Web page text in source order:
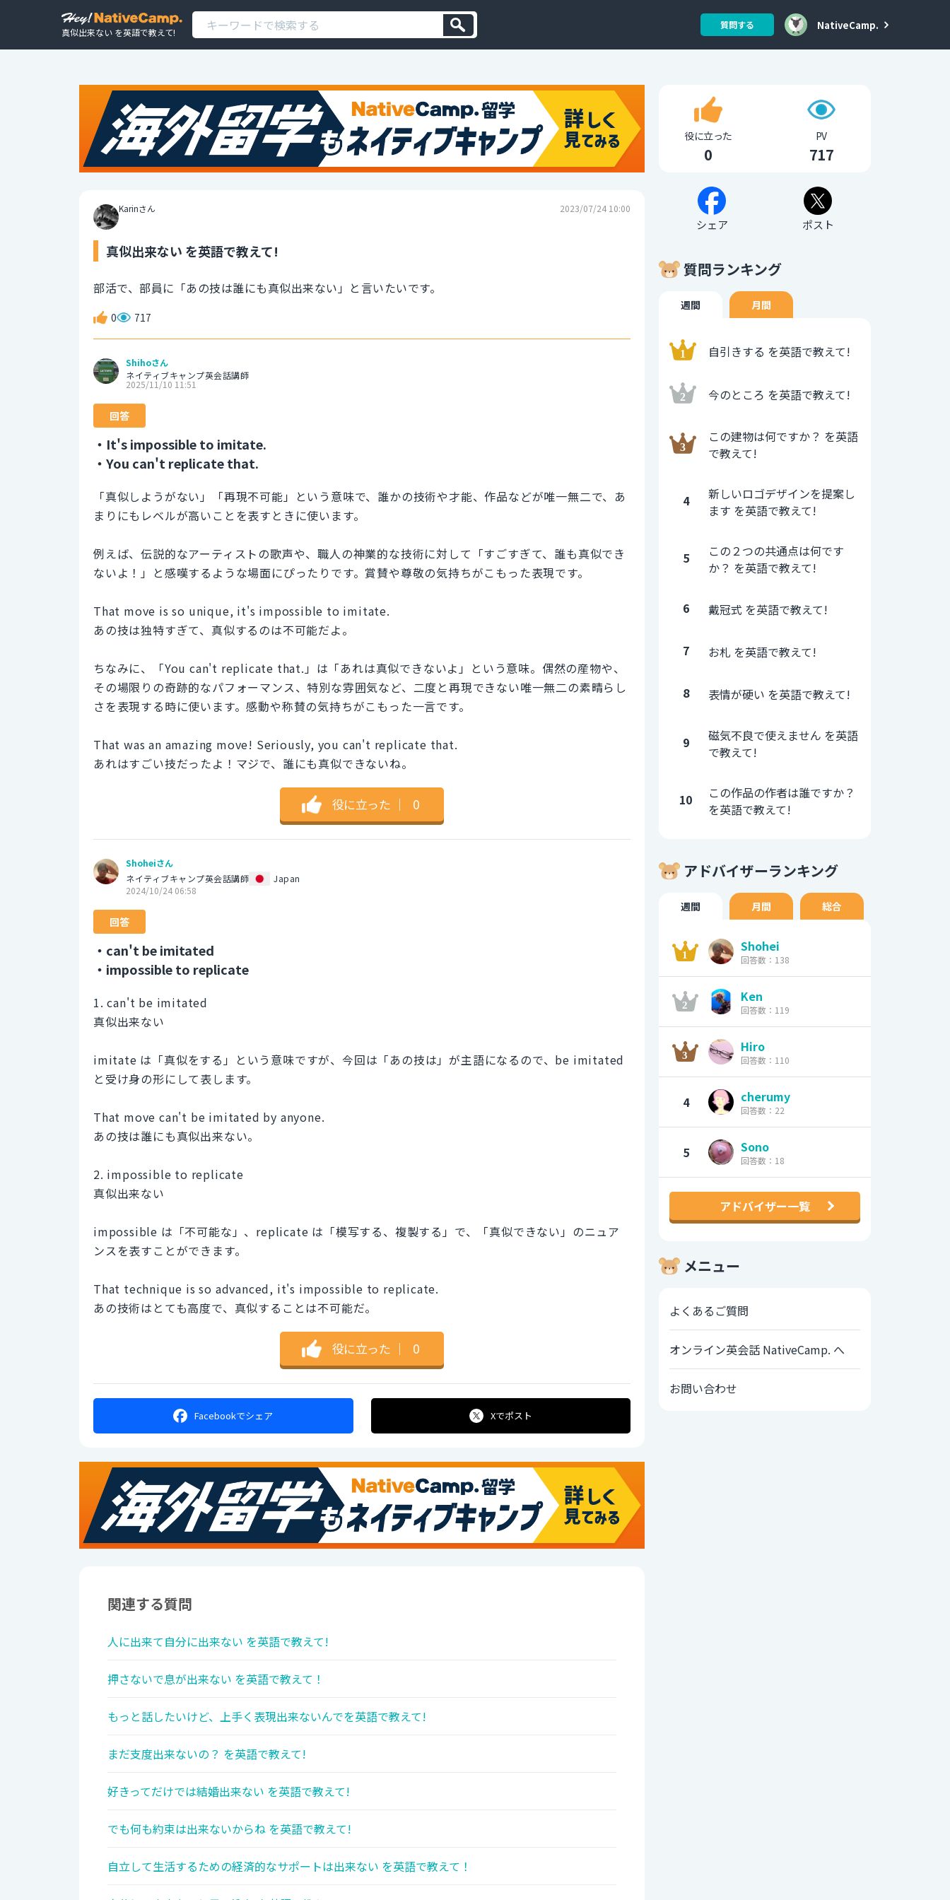
真似出来ない を英語で教えて!
質問する NativeCamp.
Karinさん 2023/07/24 10:00
真似出来ない を英語で教えて!
部活で、部員に「あの技は誰にも真似出来ない」と言いたいです。
0 717
Shihoさん
ネイティブキャンプ英会話講師
2025/11/10 11:51
回答
・It's impossible to imitate.
・You can't replicate that.
「真似しようがない」「再現不可能」という意味で、誰かの技術や才能、作品などが唯一無二で、あ
まりにもレベルが高いことを表すときに使います。
例えば、伝説的なアーティストの歌声や、職人の神業的な技術に対して「すごすぎて、誰も真似でき
ないよ！」と感嘆するような場面にぴったりです。賞賛や尊敬の気持ちがこもった表現です。
That move is so unique, it's impossible to imitate.
あの技は独特すぎて、真似するのは不可能だよ。
ちなみに、「You can't replicate that.」は「あれは真似できないよ」という意味。偶然の産物や、
その場限りの奇跡的なパフォーマンス、特別な雰囲気など、二度と再現できない唯一無二の素晴らし
さを表現する時に使います。感動や称賛の気持ちがこもった一言です。
That was an amazing move! Seriously, you can't replicate that.
あれはすごい技だったよ！マジで、誰にも真似できないね。
役に立った ｜ 0
Shoheiさん
ネイティブキャンプ英会話講師
Japan
2024/10/24 06:58
回答
・can't be imitated
・impossible to replicate
1. can't be imitated
真似出来ない
imitate は「真似をする」という意味ですが、今回は「あの技は」が主語になるので、be imitated
と受け身の形にして表します。
That move can't be imitated by anyone.
あの技は誰にも真似出来ない。
2. impossible to replicate
真似出来ない
impossible は「不可能な」、replicate は「模写する、複製する」で、「真似できない」のニュア
ンスを表すことができます。
That technique is so advanced, it's impossible to replicate.
あの技術はとても高度で、真似することは不可能だ。
役に立った ｜ 0
Facebookでシェア Xでポスト
関連する質問
人に出来て自分に出来ない を英語で教えて!
押さないで息が出来ない を英語で教えて！
もっと話したいけど、上手く表現出来ないんでを英語で教えて!
まだ支度出来ないの？ を英語で教えて!
好きってだけでは結婚出来ない を英語で教えて!
でも何も約束は出来ないからね を英語で教えて!
自立して生活するための経済的なサポートは出来ない を英語で教えて！
役に立った
0
PV
717
シェア ポスト
質問ランキング
週間 月間
自引きする を英語で教えて!
今のところ を英語で教えて!
この建物は何ですか？ を英語
で教えて!
4
新しいロゴデザインを提案し
ます を英語で教えて!
5
この２つの共通点は何です
か？ を英語で教えて!
6 戴冠式 を英語で教えて!
7 お札 を英語で教えて!
8 表情が硬い を英語で教えて!
9
磁気不良で使えません を英語
で教えて!
10
この作品の作者は誰ですか？
を英語で教えて!
アドバイザーランキング
週間 月間 総合
Shohei
回答数：138
Ken
回答数：119
Hiro
回答数：110
4 cherumy
回答数：22
5 Sono
回答数：18
アドバイザー一覧
メニュー
よくあるご質問
オンライン英会話 NativeCamp. へ
お問い合わせ